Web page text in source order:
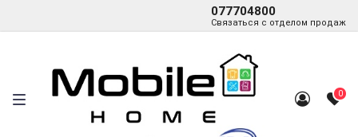
077704800
Связаться с отделом продаж
0